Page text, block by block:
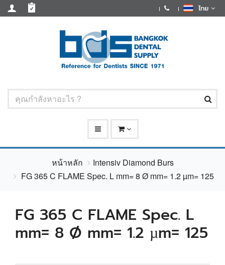
ไทย
หน้าหลัก
Intensiv Diamond Burs
FG 365 C FLAME Spec. L mm= 8 Ø mm= 1.2 µm= 125
FG 365 C FLAME Spec. L
mm= 8 Ø mm= 1.2 µm= 125